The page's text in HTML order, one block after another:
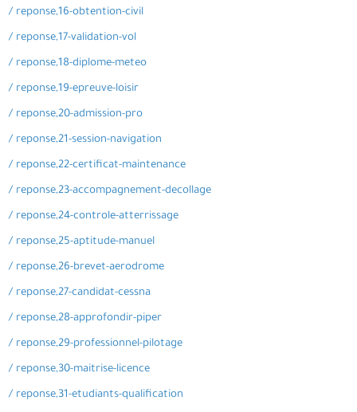
/ reponse,16-obtention-civil
/ reponse,17-validation-vol
/ reponse,18-diplome-meteo
/ reponse,19-epreuve-loisir
/ reponse,20-admission-pro
/ reponse,21-session-navigation
/ reponse,22-certificat-maintenance
/ reponse,23-accompagnement-decollage
/ reponse,24-controle-atterrissage
/ reponse,25-aptitude-manuel
/ reponse,26-brevet-aerodrome
/ reponse,27-candidat-cessna
/ reponse,28-approfondir-piper
/ reponse,29-professionnel-pilotage
/ reponse,30-maitrise-licence
/ reponse,31-etudiants-qualification